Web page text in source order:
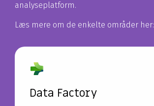
analyseplatform.
Læs mere om de enkelte områder her:
Data Factory